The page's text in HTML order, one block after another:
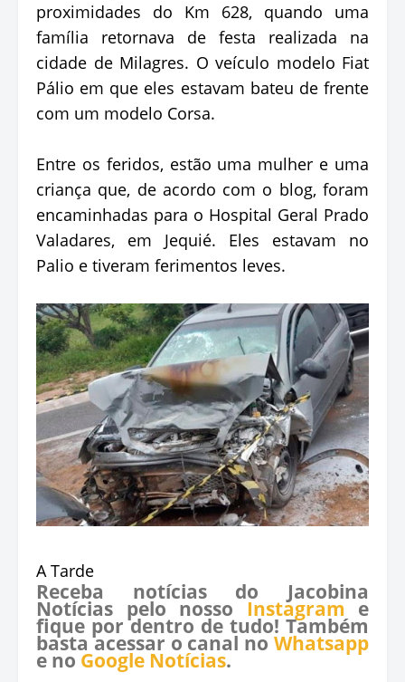
proximidades do Km 628, quando uma
família retornava de festa realizada na
cidade de Milagres. O veículo modelo Fiat
Pálio em que eles estavam bateu de frente
com um modelo Corsa.
Entre os feridos, estão uma mulher e uma
criança que, de acordo com o blog, foram
encaminhadas para o Hospital Geral Prado
Valadares, em Jequié. Eles estavam no
Palio e tiveram ferimentos leves.
A Tarde
Receba notícias do Jacobina
Notícias pelo nosso Instagram e
fique por dentro de tudo! Também
basta acessar o canal no Whatsapp
e no Google Notícias.